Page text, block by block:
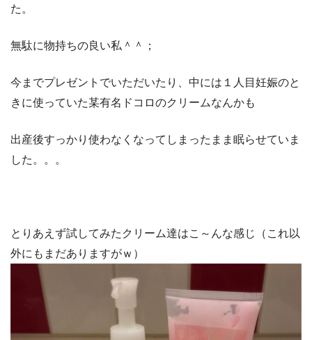
た。
無駄に物持ちの良い私＾＾；
今までプレゼントでいただいたり、中には１人目妊娠のと
きに使っていた某有名ドコロのクリームなんかも
出産後すっかり使わなくなってしまったまま眠らせていま
した。。。
とりあえず試してみたクリーム達はこ～んな感じ（これ以
外にもまだありますがｗ）